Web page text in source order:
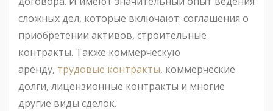
сложных дел, которые включают: соглашения о
приобретении активов, строительные
контракты. Также коммерческую
аренду, трудовые контракты, коммерческие
долги, лицензионные контракты и многие
другие виды сделок.